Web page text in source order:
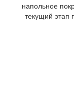
напольное
текущий этап